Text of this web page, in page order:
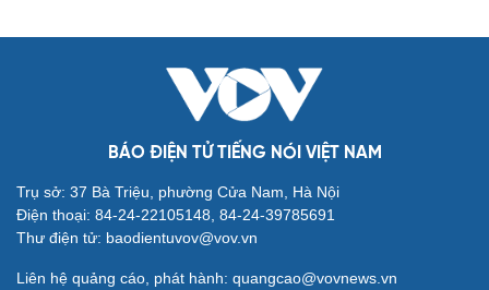
BÁO ĐIỆN TỬ TIẾNG NÓI VIỆT NAM
Trụ sở: 37 Bà Triệu, phường Cửa Nam, Hà Nội
Điện thoại: 84-24-22105148, 84-24-39785691
Thư điện tử: baodientuvov@vov.vn
Liên hệ quảng cáo, phát hành: quangcao@vovnews.vn